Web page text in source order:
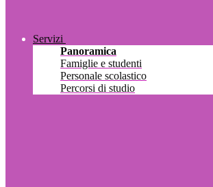
Servizi
Panoramica
Famiglie e studenti
Personale scolastico
Percorsi di studio